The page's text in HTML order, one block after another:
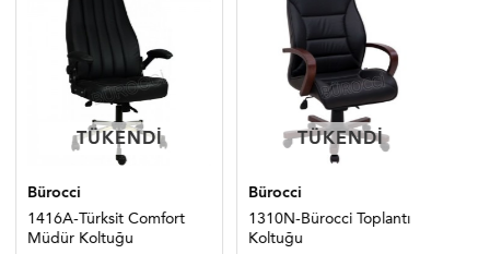
TÜKENDI
TÜKENDI
Bürocci
1416A-Türksit Comfort
Müdür Koltuğu
TÜKENDI
TÜKENDI
Bürocci
1310N-Bürocci Toplantı
Koltuğu